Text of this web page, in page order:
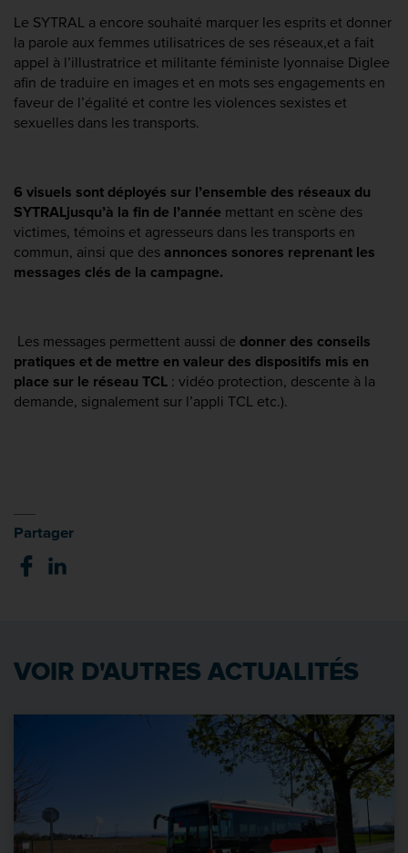
Le SYTRAL a encore souhaité marquer les esprits et donner
la parole aux femmes utilisatrices de ses réseaux,et a fait
appel à l’illustratrice et militante féministe lyonnaise Diglee
afin de traduire en images et en mots ses engagements en
faveur de l’égalité et contre les violences sexistes et
sexuelles dans les transports.
6 visuels sont déployés sur l’ensemble des réseaux du
SYTRALjusqu’à la fin de l’année mettant en scène des
victimes, témoins et agresseurs dans les transports en
commun, ainsi que des annonces sonores reprenant les
messages clés de la campagne.
Les messages permettent aussi de donner des conseils
pratiques et de mettre en valeur des dispositifs mis en
place sur le réseau TCL : vidéo protection, descente à la
demande, signalement sur l’appli TCL etc.).
Partager
VOIR D'AUTRES ACTUALITÉS